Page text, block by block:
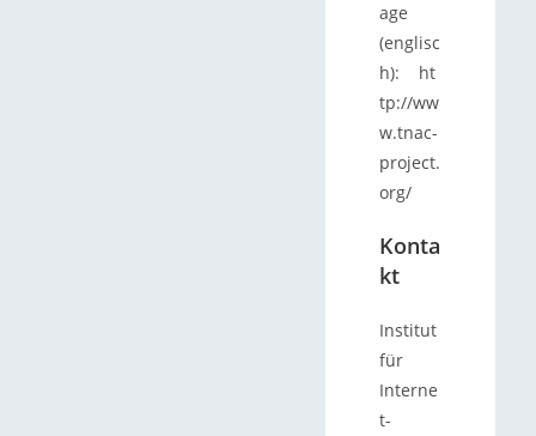
age
(englisc
h): ht
tp://ww
w.tnac-
project.
org/
Konta
kt
Institut
für
Interne
t-